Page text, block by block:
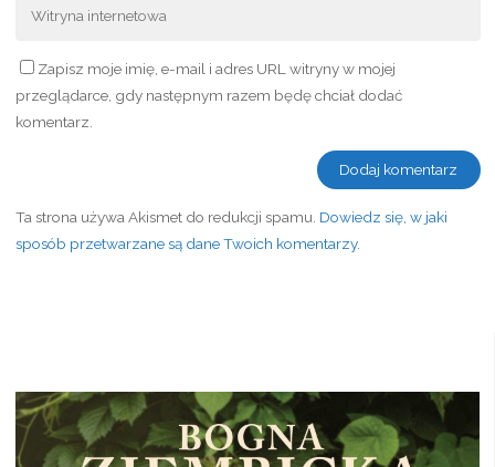
Zapisz moje imię, e-mail i adres URL witryny w mojej
przeglądarce, gdy następnym razem będę chciał dodać
komentarz.
Ta strona używa Akismet do redukcji spamu. Dowiedz się, w jaki
sposób przetwarzane są dane Twoich komentarzy.